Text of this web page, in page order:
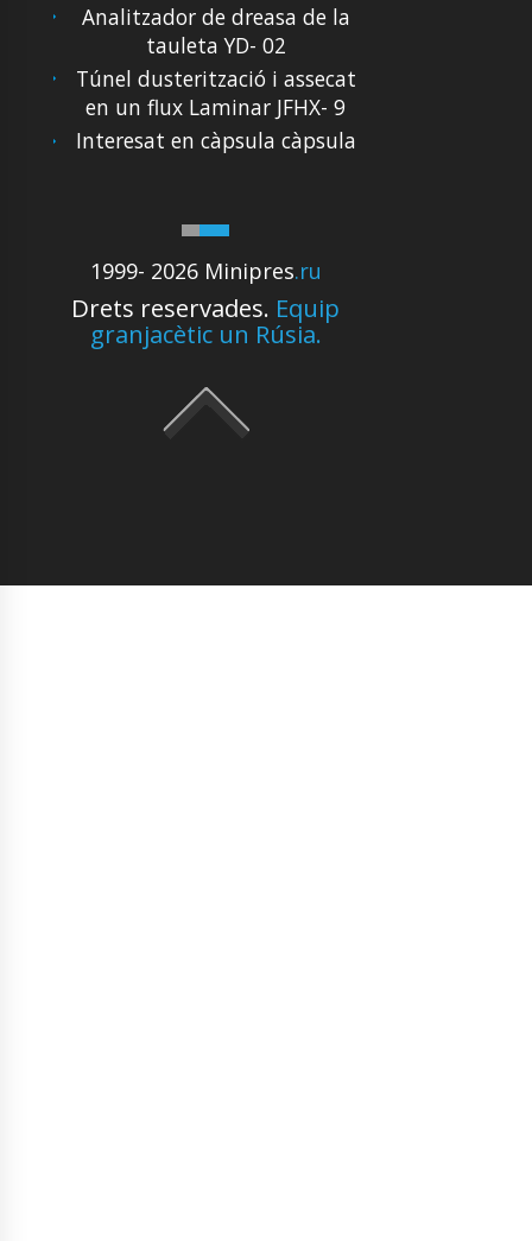
1999- 2026 Minipres.ru
Drets reservades. Equip
granjacètic un Rúsia.
Analitzador de dreasa de la
tauleta YD- 02
Túnel dusterització i assecat
en un flux Laminar JFHX- 9
Interesat en càpsula càpsula